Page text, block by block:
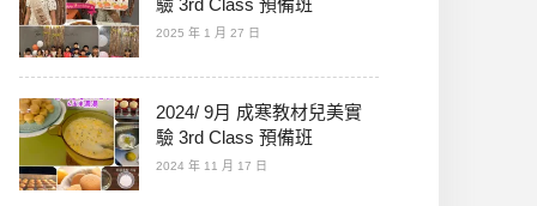
驗 3rd Class 預備班
2025 年 1 月 27 日
2024/ 9月 成寒教材兒美實
驗 3rd Class 預備班
2024 年 11 月 17 日